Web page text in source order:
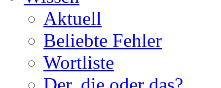
Aktuell
Beliebte Fehler
Wortliste